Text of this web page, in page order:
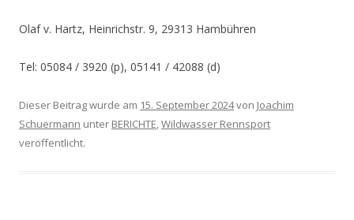
Olaf v. Hartz, Heinrichstr. 9, 29313 Hambühren
Tel: 05084 / 3920 (p), 05141 / 42088 (d)
Dieser Beitrag wurde am 15. September 2024von Joachim
Schuermann unter BERICHTE,Wildwasser Rennsport
veröffentlicht.